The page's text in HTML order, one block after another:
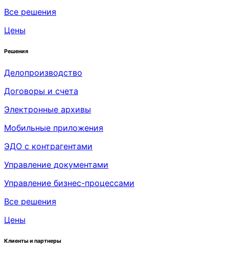
Все решения
Цены
Решения
Делопроизводство
Договоры и счета
Электронные архивы
Мобильные приложения
ЭДО с контрагентами
Управление документами
Управление бизнес-процессами
Все решения
Цены
Клиенты и партнеры